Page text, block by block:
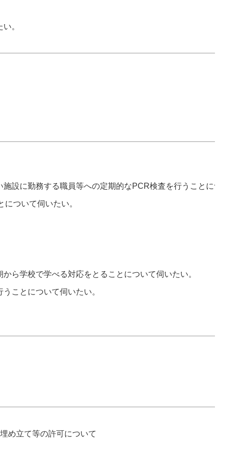
。
設に勤務する職員等への定期的なPCR検査を行うことにつ
ついて伺いたい。
ら学校で学べる対応をとることについて伺いたい。
ことについて伺いたい。
め立て等の許可について